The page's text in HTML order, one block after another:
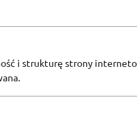
Elektro
i strukturę strony